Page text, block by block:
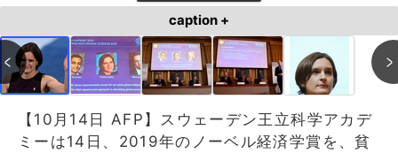
caption +
【10月14日 AFP】スウェーデン王立科学アカデ
ミーは14日、2019年のノーベル経済学賞を、貧